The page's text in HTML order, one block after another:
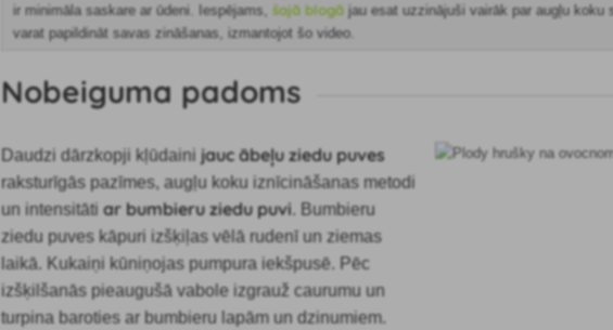
ir minimāla saskare ar ūdeni. Iespējams,šajā blogā jau esat uzzinājuši vairāk par augļu koku
varat papildināt savas zināšanas, izmantojot šo video.
Nobeiguma padoms
Daudzi dārzkopji kļūdaini jaucābeļu ziedu puves
raksturīgās pazīmes, augļu koku iznīcināšanas metodi
un intensitātiar bumbieru ziedu puvi. Bumbieru
ziedu puves kāpuri izšķiļasvēlā rudenī un ziemas
laikā. Kukaiņi kūniņojas pumpura iekšpusē. Pēc
izšķilšanās pieaugušā vabole izgrauž caurumu un
turpina baroties ar bumbieru lapām un dzinumiem.